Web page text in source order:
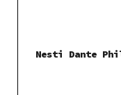
Nesti Dante